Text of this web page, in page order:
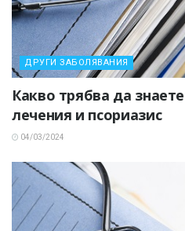
ДРУГИ ЗАБОЛЯВАНИЯ
Какво трябва да
лечения и псориазис
04/03/2024